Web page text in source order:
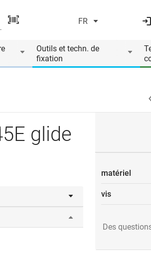
FR
Outils et techn. de
fixation
glide
matériel
vis
Des